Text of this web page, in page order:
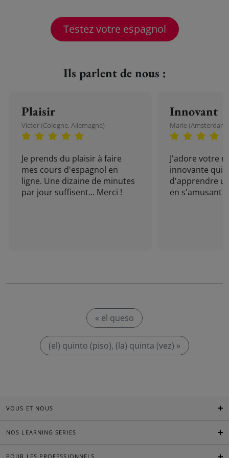
Testez votre espagnol
Ils parlent de nous :
Plaisir
Victor (Cologne, Allemagne)
Je prends du plaisir à faire
mes cours d'espagnol en
ligne. Une dizaine de minutes
par jour suffisent... Merci !
Innovant
Marie (Amsterdam,
J'adore votre
innovante qui
d'apprendre
en s'amusant !
« el queso
(el) quinto (piso), (la) quinta (vez) »
VOUS ET NOUS
NOS LEARNING SERIES
POUR LES PROFESSIONNELS